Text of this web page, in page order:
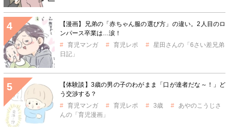
【漫画】兄弟の「赤ちゃん服の選び方」の違い。2人目のロ
ンパース卒業は…涙！
育児マンガ
育児レポ
星田さんの「6さい差兄弟
日記」
【体験談】3歳の男の子のわがまま「口が達者だな～！」ど
う交渉する？
育児マンガ
育児レポ 3歳
あやのこうじさ
んの「育児漫画」